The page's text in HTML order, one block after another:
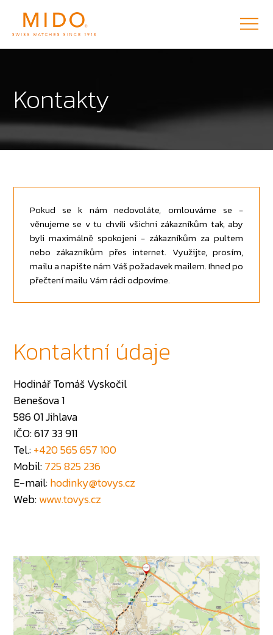
Kontakty
Pokud se k nám nedovoláte, omlouváme se -
věnujeme se v tu chvíli všichni zákazníkům tak, aby
byli maximálně spokojeni - zákazníkům za pultem
nebo zákazníkům přes internet. Využijte, prosím,
mailu a napište nám Váš požadavek mailem. Ihned po
přečtení mailu Vám rádi odpovíme.
Kontaktní údaje
Hodinář Tomáš Vyskočil
Benešova 1
586 01 Jihlava
IČO: 617 33 911
Tel.:+420 565 657 100
Mobil:725 825 236
E-mail:hodinky@tovys.cz
Web:www.tovys.cz